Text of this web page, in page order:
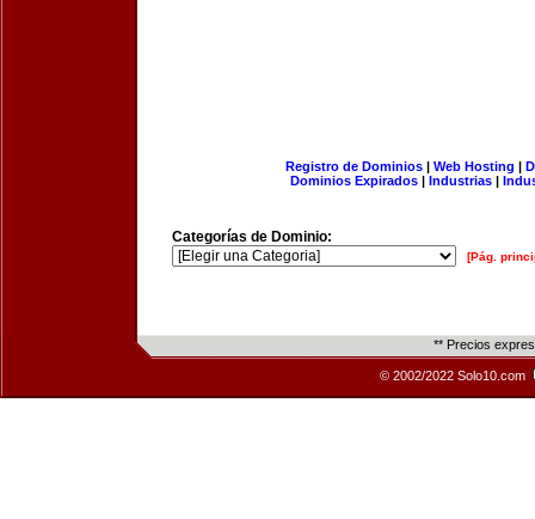
Registro de Dominios| Web Hosting |
Dominios Expirados | Industrias |
Categorías de Dominio:
[Pág.
** Precios
© 2002/2022 Solo10.com